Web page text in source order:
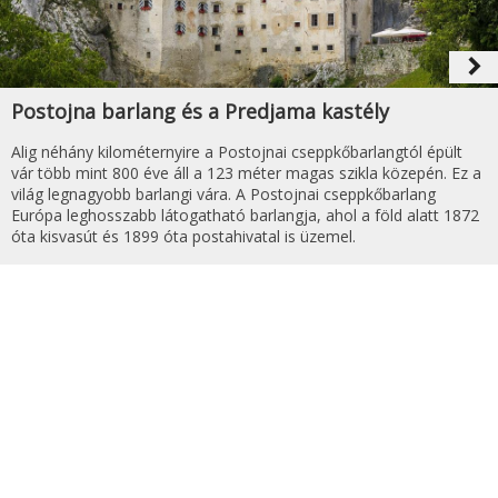
navigate_next
Postojna barlang és a Predjama kastély
Alig néhány kilométernyire a Postojnai cseppkőbarlangtól épült
vár több mint 800 éve áll a 123 méter magas szikla közepén. Ez a
világ legnagyobb barlangi vára. A Postojnai cseppkőbarlang
Európa leghosszabb látogatható barlangja, ahol a föld alatt 1872
óta kisvasút és 1899 óta postahivatal is üzemel.